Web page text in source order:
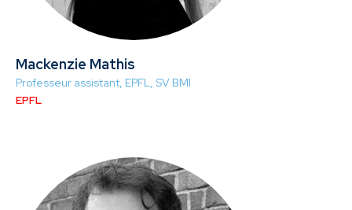
Mackenzie Mathis
Professeur assistant, EPFL, SV BMI
EPFL